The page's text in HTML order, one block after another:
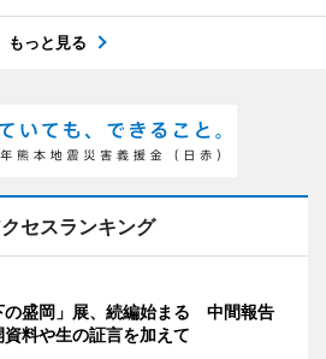
もっと見る
セスランキング
の盛岡」展、続編始まる 中間報告
資料や生の証言を加えて